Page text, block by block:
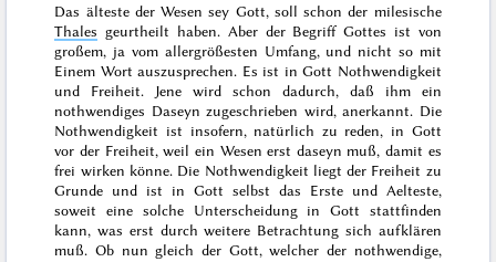
Das älteste der Wesen sey Gott, soll schon der milesische
Thales geurtheilt haben. Aber der Begriff Gottes ist von
großem, ja vom allergrößesten Umfang, und nicht so mit
Einem Wort auszusprechen. Es ist in Gott Nothwendigkeit
und Freiheit. Jene wird schon dadurch, daß ihm ein
nothwendiges Daseyn zugeschrieben wird, anerkannt. Die
Nothwendigkeit ist insofern, natürlich zu reden, in Gott
vor der Freiheit, weil ein Wesen erst daseyn muß, damit es
frei wirken könne. Die Nothwendigkeit liegt der Freiheit zu
Grunde und ist in Gott selbst das Erste und Aelteste,
soweit eine solche Unterscheidung in Gott stattfinden
kann, was erst durch weitere Betrachtung sich aufklären
muß. Ob nun gleich der Gott, welcher der nothwendige,